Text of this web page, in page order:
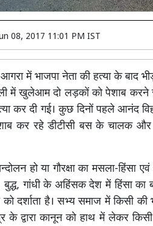
08, 2017 11:01 PM IST
में भाजपा नेता की हत्या के बाद
में खुलेआम दो लड़कों को पेशाब
कर दी गई। कुछ दिनों पहले आनंद
कर रहे डीटीसी बस के चालक और
हो या गौरक्षा का मसला-हिंसा
बुद्ध, गांधी के अहिंसक देश में हिंसा
को दर्शाता है। सभ्य समाज में किसी
द्वारा कानून को हाथ में लेकर किसी